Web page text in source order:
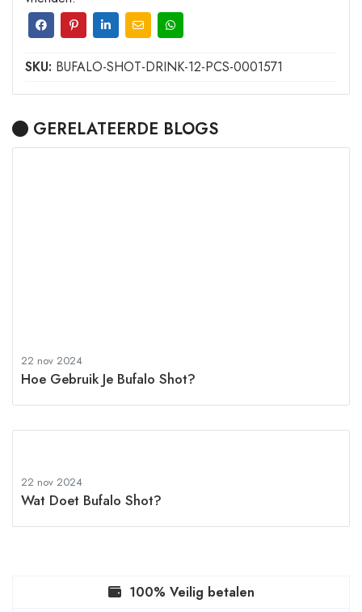
SKU: BUFALO-SHOT-DRINK-12-PCS-0001571
GERELATEERDE BLOGS
22 nov 2024
Hoe Gebruik Je Bufalo Shot?